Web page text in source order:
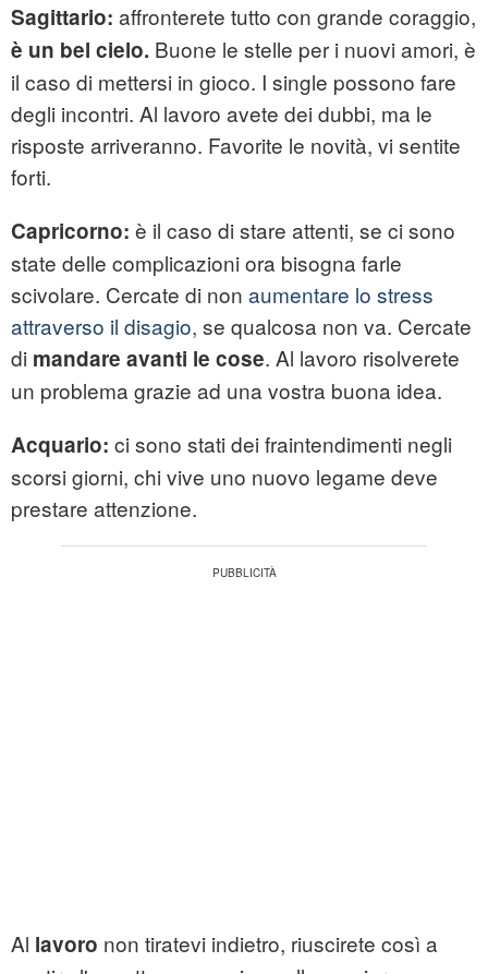
Sagittario: affronterete tutto con grande coraggio,
è un bel cielo. Buone le stelle per i nuovi amori, è
il caso di mettersi in gioco. I single possono fare
degli incontri. Al lavoro avete dei dubbi, ma le
risposte arriveranno. Favorite le novità, vi sentite
forti.
Capricorno: è il caso di stare attenti, se ci sono
state delle complicazioni ora bisogna farle
scivolare. Cercate di non aumentare lo stress
attraverso il disagio, se qualcosa non va. Cercate
di mandare avanti le cose. Al lavoro risolverete
un problema grazie ad una vostra buona idea.
Acquario: ci sono stati dei fraintendimenti negli
scorsi giorni, chi vive uno nuovo legame deve
prestare attenzione.
Al lavoro non tiratevi indietro, riuscirete così a